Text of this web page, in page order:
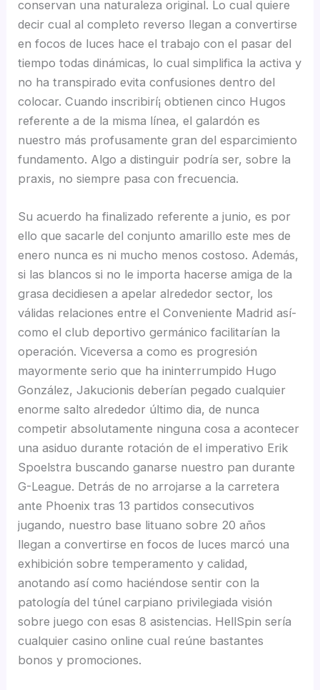
conservan una naturaleza original. Lo cual quiere
decir cual al completo reverso llegan a convertirse
en focos de luces hace el trabajo con el pasar del
tiempo todas dinámicas, lo cual simplifica la activa y
no ha transpirado evita confusiones dentro del
colocar. Cuando inscribirí¡ obtienen cinco Hugos
referente a de la misma línea, el galardón es
nuestro más profusamente gran del esparcimiento
fundamento. Algo a distinguir podrí­a ser, sobre la
praxis, no siempre pasa con frecuencia.
Su acuerdo ha finalizado referente a junio, es por
ello que sacarle del conjunto amarillo este mes de
enero nunca es ni mucho menos costoso. Además,
si las blancos si no le importa hacerse amiga de la
grasa decidiesen a apelar alrededor sector, los
válidas relaciones entre el Conveniente Madrid así­
como el club deportivo germánico facilitarían la
operación. Viceversa a como es progresión
mayormente serio que ha ininterrumpido Hugo
González, Jakucionis deberían pegado cualquier
enorme salto alrededor último dia, de nunca
competir absolutamente ninguna cosa a acontecer
una asiduo durante rotación de el imperativo Erik
Spoelstra buscando ganarse nuestro pan durante
G-League. Detrás de no arrojarse a la carretera
ante Phoenix tras 13 partidos consecutivos
jugando, nuestro base lituano sobre 20 años
llegan a convertirse en focos de luces marcó una
exhibición sobre temperamento y calidad,
anotando así­ como haciéndose sentir con la
patologí­a del túnel carpiano privilegiada visión
sobre juego con esas 8 asistencias. HellSpin serí­a
cualquier casino online cual reúne bastantes
bonos y promociones.